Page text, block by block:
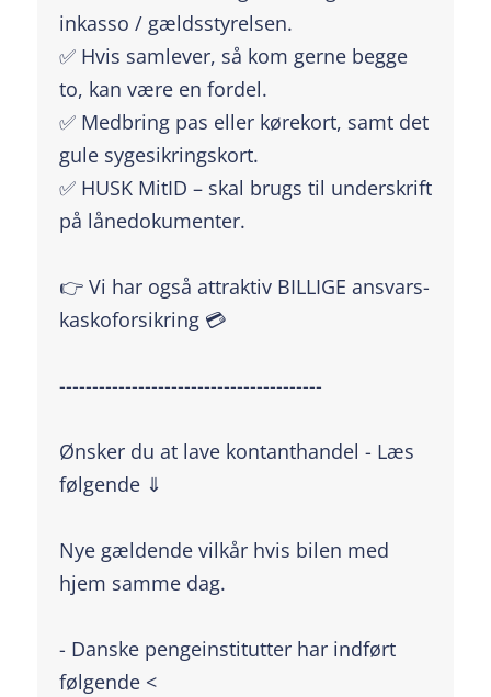
inkasso / gældsstyrelsen.
✅ Hvis samlever, så kom gerne begge
to, kan være en fordel.
✅ Medbring pas eller kørekort, samt det
gule sygesikringskort.
✅ HUSK MitID – skal brugs til underskrift
på lånedokumenter.
👉 Vi har også attraktiv BILLIGE ansvars-
kaskoforsikring 💳
----------------------------------------
Ønsker du at lave kontanthandel - Læs
følgende ⇓
Nye gældende vilkår hvis bilen med
hjem samme dag.
- Danske pengeinstitutter har indført
følgende <